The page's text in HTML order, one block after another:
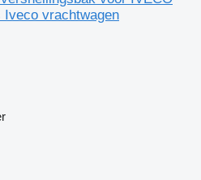
Iveco vrachtwagen